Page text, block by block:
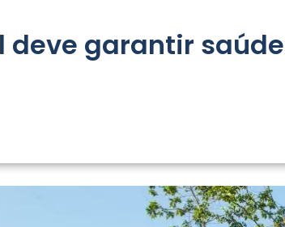
deve garantir